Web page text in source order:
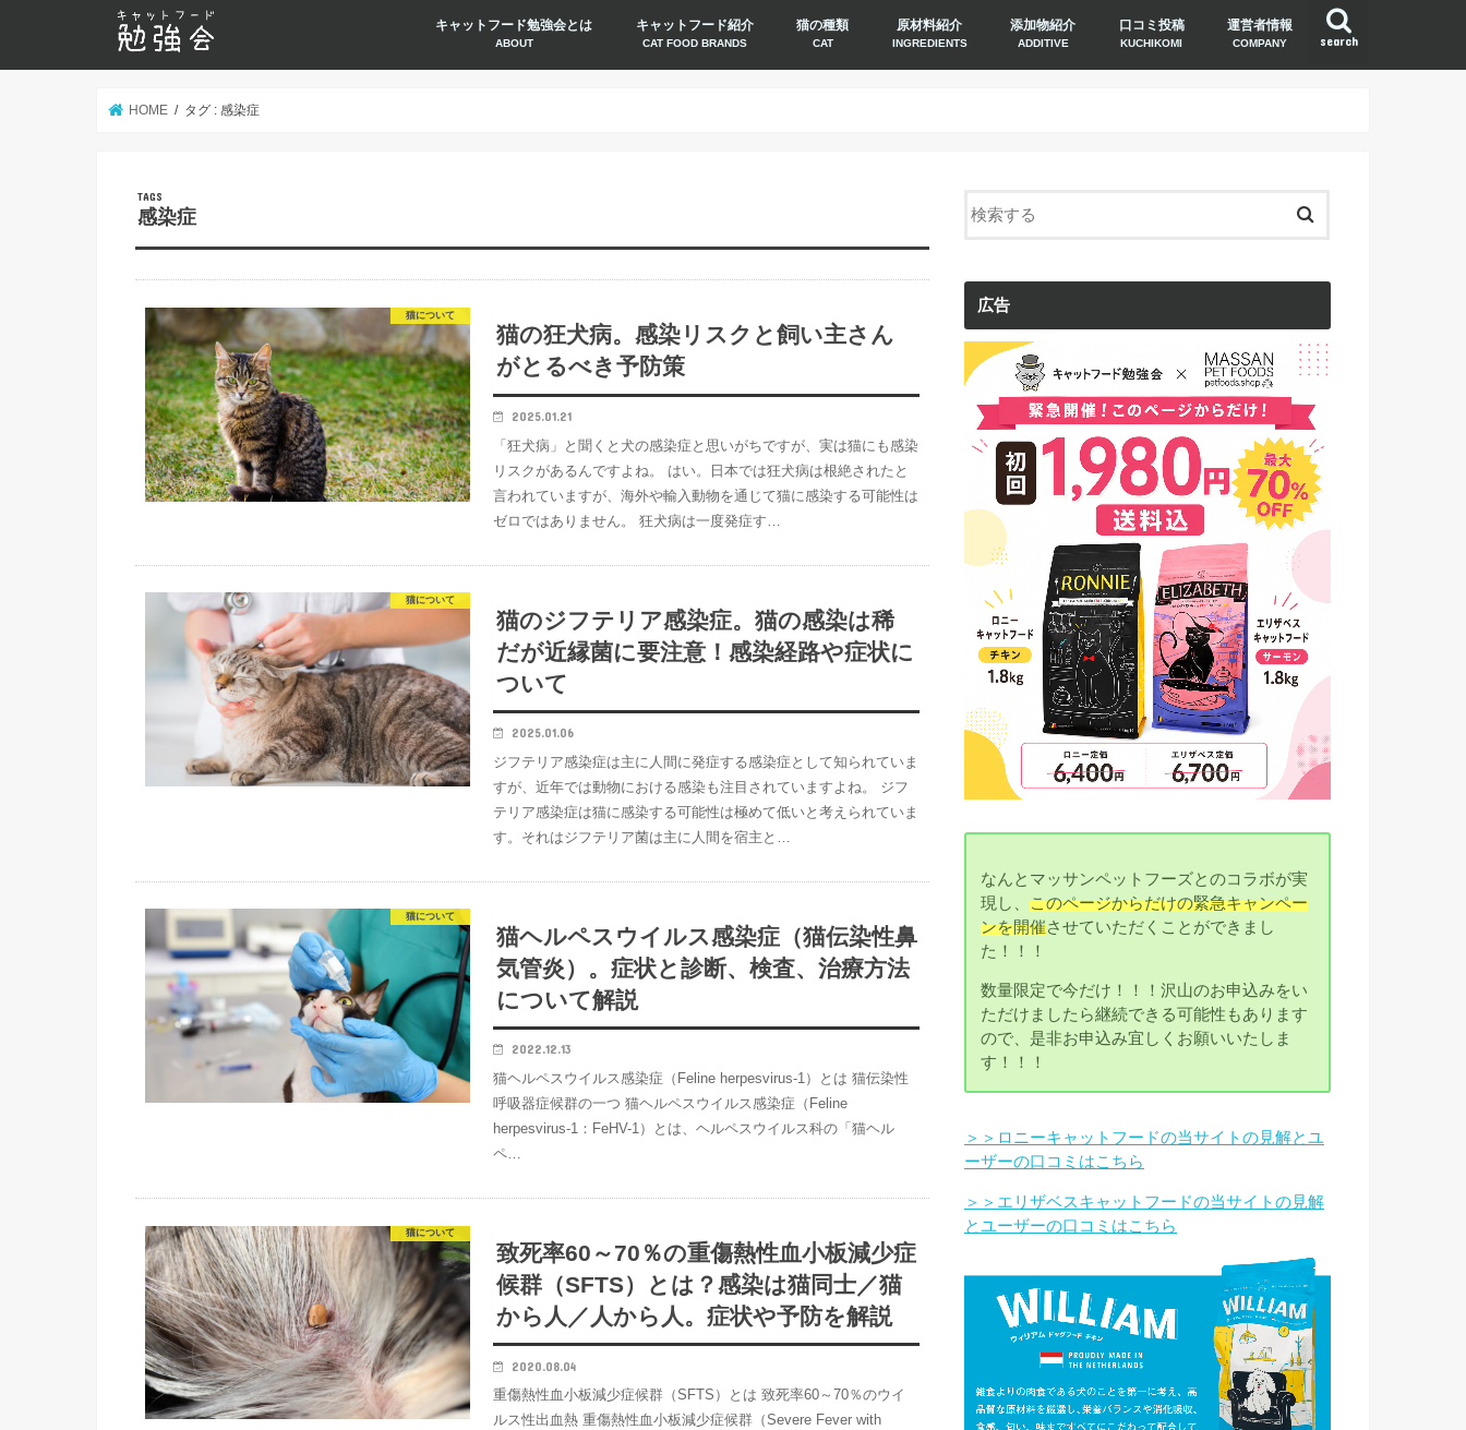
search
キャットフード勉強会とは
ABOUT
キャットフード紹介
CAT FOOD BRANDS
猫の種類
CAT
原材料紹介
INGREDIENTS
添加物紹介
ADDITIVE
口コミ投稿
KUCHIKOMI
運営者情報
COMPANY
HOME タグ : 感染症
感染症
猫について
猫の狂犬病。感染リスクと飼い主さん
がとるべき予防策
2025.01.21
「狂犬病」と聞くと犬の感染症と思いがちですが、実は猫にも感染
リスクがあるんですよね。 はい。日本では狂犬病は根絶されたと
言われていますが、海外や輸入動物を通じて猫に感染する可能性は
ゼロではありません。 狂犬病は一度発症す…
猫について
猫のジフテリア感染症。猫の感染は稀
だが近縁菌に要注意！感染経路や症状に
ついて
2025.01.06
ジフテリア感染症は主に人間に発症する感染症として知られていま
すが、近年では動物における感染も注目されていますよね。 ジフ
テリア感染症は猫に感染する可能性は極めて低いと考えられていま
す。それはジフテリア菌は主に人間を宿主と…
猫について
猫ヘルペスウイルス感染症（猫伝染性鼻
気管炎）。症状と診断、検査、治療方法
について解説
2022.12.13
猫ヘルペスウイルス感染症（Feline herpesvirus-1）とは 猫伝染性
呼吸器症候群の一つ 猫ヘルペスウイルス感染症（Feline
herpesvirus-1：FeHV-1）とは、ヘルペスウイルス科の「猫ヘル
ペ…
猫について
致死率60～70％の重傷熱性血小板減少症
候群（SFTS）とは？感染は猫同士／猫
から人／人から人。症状や予防を解説
2020.08.04
重傷熱性血小板減少症候群（SFTS）とは 致死率60～70％のウイ
ルス性出血熱 重傷熱性血小板減少症候群（Severe Fever with
広告
なんとマッサンペットフーズとのコラボが実
現し、このページからだけの緊急キャンペー
ンを開催させていただくことができまし
た！！！
数量限定で今だけ！！！沢山のお申込みをい
ただけましたら継続できる可能性もあります
ので、是非お申込み宜しくお願いいたしま
す！！！
＞＞ロニーキャットフードの当サイトの見解とユ
ーザーの口コミはこちら
＞＞エリザベスキャットフードの当サイトの見解
とユーザーの口コミはこちら